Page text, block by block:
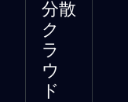
分散
ク
ラ
ウ
ド